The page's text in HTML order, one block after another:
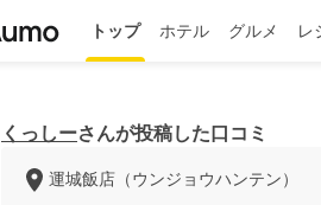
トップ ホテル グルメ レ
くっしーさんが投稿した口コミ
運城飯店（ウンジョウハンテン）